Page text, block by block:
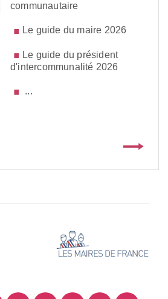
communautaire
Le guide du maire 2026
Le guide du président
d'intercommunalité 2026
...